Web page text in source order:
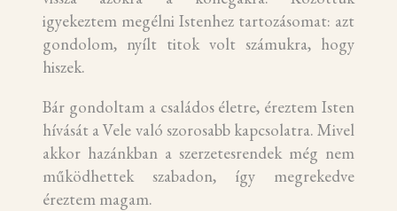
igyekeztem megélni Istenhez tartozásomat: azt
gondolom, nyílt titok volt számukra, hogy
hiszek.
Bár gondoltam a családos életre, éreztem Isten
hívását a Vele való szorosabb kapcsolatra. Mivel
akkor hazánkban a szerzetesrendek még nem
működhettek szabadon, így megrekedve
éreztem magam.